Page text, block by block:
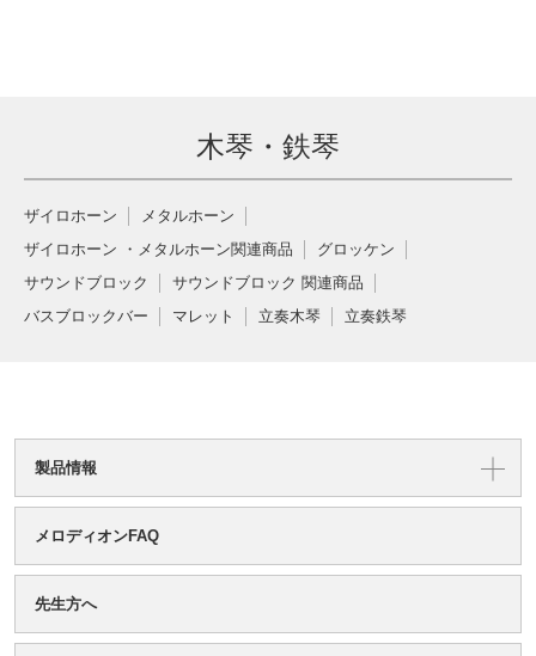
木琴・鉄琴
ザイロホーン
メタルホーン
ザイロホーン ・メタルホーン関連商品
グロッケン
サウンドブロック
サウンドブロック 関連商品
バスブロックバー
マレット 立奏木琴 立奏鉄琴
製品情報
メロディオンFAQ
先生方へ